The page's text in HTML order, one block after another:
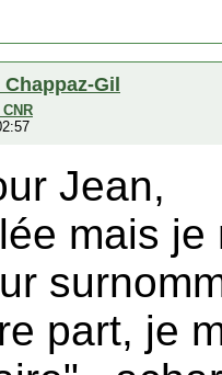
Gil
Jean,
mais
part, je